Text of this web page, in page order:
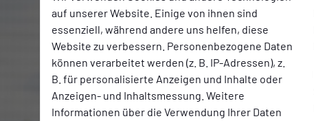
auf unserer Website. Einige von ihnen sind
essenziell, während andere uns helfen, diese
Website zu verbessern. Personenbezogene Daten
können verarbeitet werden (z. B. IP-Adressen), z.
B. für personalisierte Anzeigen und Inhalte oder
Anzeigen- und Inhaltsmessung. Weitere
Informationen über die Verwendung Ihrer Daten